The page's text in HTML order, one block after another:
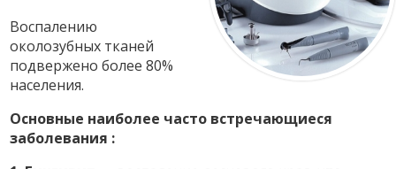
Воспалению
околозубных тканей
подвержено более 80%
населения.
Основные наиболее часто встречающиеся
заболевания :